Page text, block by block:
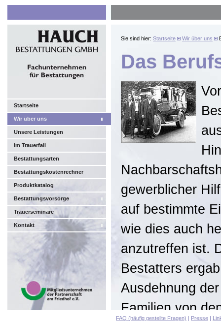
Startseite
Wir über uns
Unsere Leistungen
Im Trauerfall
Bestattungsarten
Bestattungskostenrechner
Produktkatalog
Bestattungsvorsorge
Trauerseminare
Kontakt
Sie sind hier: Startseite Wir über uns
Das
gewerblicher
auf bestimmte
wie dies auch
anzutreffen ist.
Bestatters
Ausdehnung
Familien von
FAQ (häufig gestellte Fragen) | Presse |